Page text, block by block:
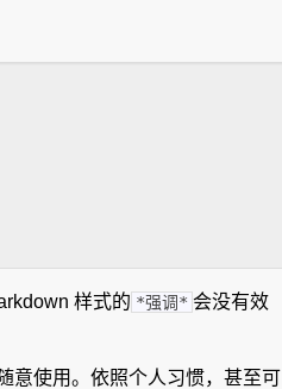
样式的 *强调* 会没有效
意使用。依照个人习惯，甚至可